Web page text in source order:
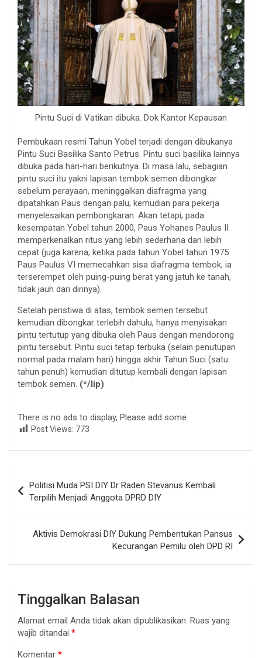
Pintu Suci di Vatikan dibuka. Dok Kantor Kepausan
Pembukaan resmi Tahun Yobel terjadi dengan dibukanya
Pintu Suci Basilika Santo Petrus. Pintu suci basilika lainnya
dibuka pada hari-hari berikutnya. Di masa lalu, sebagian
pintu suci itu yakni lapisan tembok semen dibongkar
sebelum perayaan, meninggalkan diafragma yang
dipatahkan Paus dengan palu; kemudian para pekerja
menyelesaikan pembongkaran. Akan tetapi, pada
kesempatan Yobel tahun 2000, Paus Yohanes Paulus II
memperkenalkan ritus yang lebih sederhana dan lebih
cepat (juga karena, ketika pada tahun Yobel tahun 1975
Paus Paulus VI memecahkan sisa diafragma tembok, ia
terserempet oleh puing-puing berat yang jatuh ke tanah,
tidak jauh dari dirinya).
Setelah peristiwa di atas, tembok semen tersebut
kemudian dibongkar terlebih dahulu, hanya menyisakan
pintu tertutup yang dibuka oleh Paus dengan mendorong
pintu tersebut. Pintu suci tetap terbuka (selain penutupan
normal pada malam hari) hingga akhir Tahun Suci (satu
tahun penuh) kemudian ditutup kembali dengan lapisan
tembok semen. (*/lip)
There is no ads to display, Please add some
Post Views: 773
pos
Politisi Muda PSI DIY Dr Raden Stevanus Kembali
Terpilih Menjadi Anggota DPRD DIY
Aktivis Demokrasi DIY Dukung Pembentukan Pansus
Kecurangan Pemilu oleh DPD RI
Tinggalkan Balasan
Alamat email Anda tidak akan dipublikasikan. Ruas yang
wajib ditandai *
Komentar *